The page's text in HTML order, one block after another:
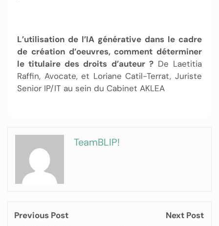
L’utilisation de l’IA générative dans le cadre
de création d’oeuvres, comment déterminer
le titulaire des droits d’auteur ?De Laetitia
Raffin, Avocate, et Loriane Catil-Terrat, Juriste
Senior IP/IT au sein du Cabinet AKLEA
TeamBLIP!
Previous Post
Next Post